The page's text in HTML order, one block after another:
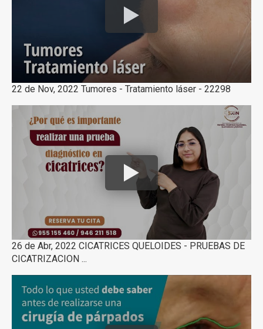
22 de Nov, 2022 Tumores - Tratamiento láser - 22298
26 de Abr, 2022 CICATRICES QUELOIDES - PRUEBAS DE
CICATRIZACION ...